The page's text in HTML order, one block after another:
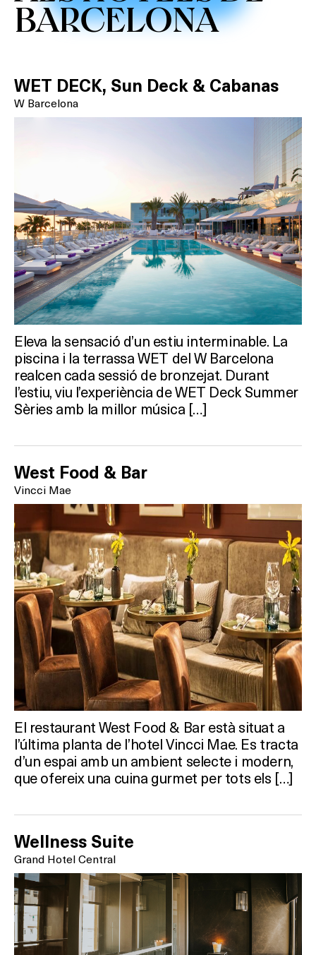
Què vols fer?
HOTELS
TERRASSES
BARS
SPAS
RESTAURANTS
SALES
On?
BARCELONA
WET DECK, Sun Deck & Cabanas
W Barcelona
Eleva la sensació d’un estiu interminable. La
piscina i la terrassa WET del W Barcelona
realcen cada sessió de bronzejat. Durant
l’estiu, viu l’experiència de WET Deck Summer
Sèries amb la millor música […]
West Food & Bar
Vincci Mae
El restaurant West Food & Bar està situat a
l’última planta de l’hotel Vincci Mae. Es tracta
d’un espai amb un ambient selecte i modern,
que ofereix una cuina gurmet per tots els […]
Wellness Suite
Grand Hotel Central